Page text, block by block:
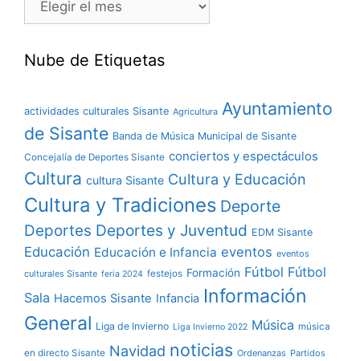
Nube de Etiquetas
actividades culturales Sisante Agricultura Ayuntamiento
de Sisante Banda de Música Municipal de Sisante
Concejalía de Deportes Sisante conciertos y espectáculos
Cultura cultura Sisante Cultura y Educación
Cultura y Tradiciones Deporte
Deportes Deportes y Juventud EDM Sisante
Educación Educación e Infancia eventos eventos
culturales Sisante feria 2024 festejos Formación Fútbol Fútbol
Sala Hacemos Sisante Infancia Información
General Liga de Invierno Liga Invierno 2022 Música música
en directo Sisante Navidad noticias Ordenanzas Partidos